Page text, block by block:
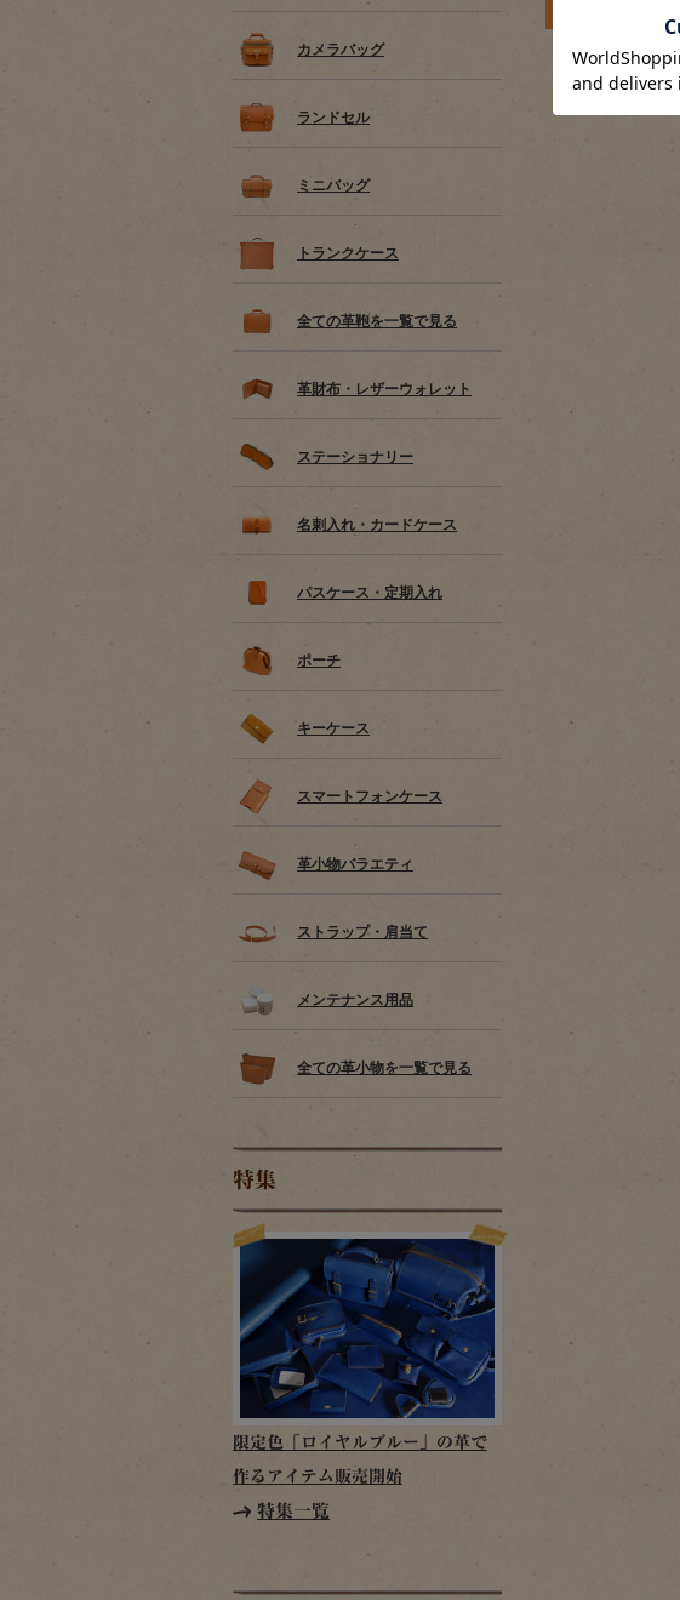
カメラバッグ
ランドセル
ミニバッグ
トランクケース
全ての革鞄を一覧で見る
革財布・レザーウォレット
ステーショナリー
名刺入れ・カードケース
パスケース・定期入れ
ポーチ
キーケース
スマートフォンケース
革小物バラエティ
ストラップ・肩当て
メンテナンス用品
全ての革小物を一覧で見る
特集
限定色「ロイヤルブルー」の革で
作るアイテム販売開始
特集一覧